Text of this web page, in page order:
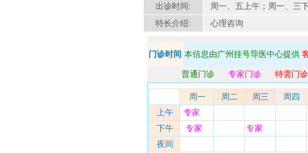
出诊时间:
周一、五上午；周一、三
特长介绍:
心理咨询
门诊时间 本信息由广州挂号导医中心提供
普通门诊 专家门诊 特需门诊
周一 周二 周三
周四
上午
专家
下午
专家
专家
夜间